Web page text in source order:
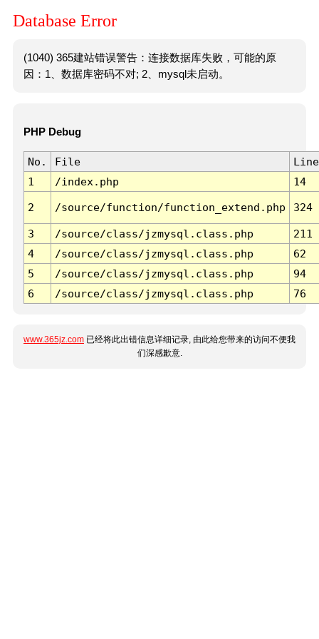
Database Error
(1040) 365建站错误警告：连接数据库失败，可能的原
因：1、数据库密码不对; 2、mysql未启动。
PHP Debug
No. File
Line
1
/index.php 14
2 /source/function/function_extend.php 324
3 /source/class/jzmysql.class.php
211
4
/source/class/jzmysql.class.php
62
5
/source/class/jzmysql.class.php
94
6
/source/class/jzmysql.class.php 76
www.365jz.com 已经将此出错信息详细记录, 由此给您带来的访问不便我
们深感歉意.